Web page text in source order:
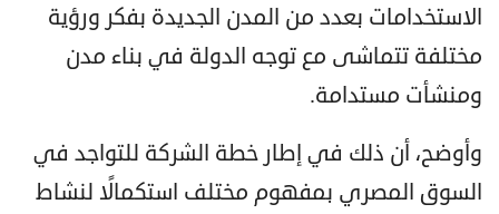
الاستخدامات بعدد من المدن الجديدة بفكر ورؤية
مختلفة تتماشى مع توجه الدولة في بناء مدن
ومنشأت مستدامة.
وأوضح، أن ذلك في إطار خطة الشركة للتواجد في
السوق المصري بمفهوم مختلف استكمالًا لنشاط